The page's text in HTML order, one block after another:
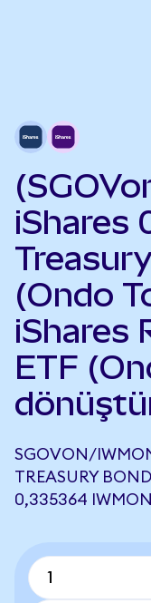
iShares
(Ondo
iShares
ETF
SGOVON/
TREASURY
0,335364 IWMON